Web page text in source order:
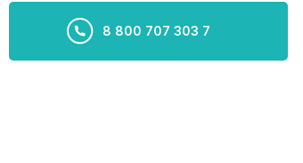
8 800 707 303 7